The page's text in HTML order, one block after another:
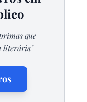
que
literária"